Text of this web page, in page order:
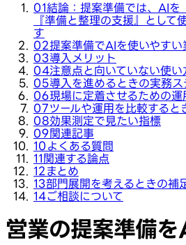
01結論：提案準備では、AIを
『準備と整理の支援』として
す
02提案準備でAIを使いやすい
03導入メリット
04注意点と向いていない使い
05導入を進めるときの実務ス
06現場に定着させるための運
07ツールや運用を比較すると
08効果測定で見たい指標
09関連記事
10よくある質問
11 関連する論点
12 まとめ
13部門展開を考えるときの補
14ご相談について
営業の提案準備